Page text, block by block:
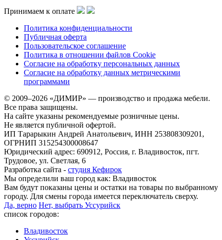
Принимаем к оплате
Политика конфиденциальности
Публичная оферта
Пользовательское соглашение
Политика в отношении файлов Cookie
Согласие на обработку персональных данных
Согласие на обработку данных метрическими
программами
© 2009–2026 «ДИМИР» — производство и продажа мебели.
Все права защищены.
На сайте указаны рекомендуемые розничные цены.
Не является публичной офертой.
ИП Тарарыкин Андрей Анатольевич, ИНН 253808309201,
ОГРНИП 315254300008647
Юридический адрес: 690912, Россия, г. Владивосток, пгт.
Трудовое, ул. Светлая, 6
Разработка сайта - студия Кефирок
Мы определили ваш город как: Владивосток
Вам будут показаны цены и остатки на товары по выбранному
городу. Для смены города имеется переключатель сверху.
Да, верно Нет, выбрать Уссурийск
список городов:
Владивосток